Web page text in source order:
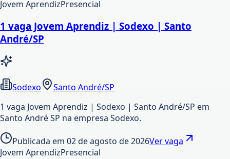
Jovem AprendizPresencial
1 vaga Jovem Aprendiz | Sodexo | Santo
André/SP
Sodexo
Santo André/SP
1 vaga Jovem Aprendiz | Sodexo | Santo André/SP em
Santo André SP na empresa Sodexo.
Publicada em 02 de agosto de 2026Ver vaga
Jovem AprendizPresencial